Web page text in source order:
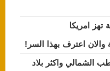
امريكا
الشمالي واكثر بلاد